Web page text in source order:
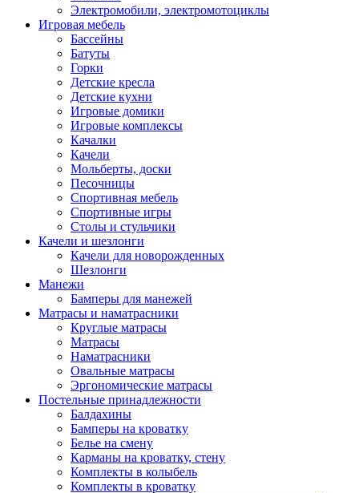
Электромобили, электромотоциклы
Игровая мебель
Бассейны
Батуты
Горки
Детские кресла
Детские кухни
Игровые домики
Игровые комплексы
Качалки
Качели
Мольберты, доски
Песочницы
Спортивная мебель
Спортивные игры
Столы и стульчики
Качели и шезлонги
Качели для новорожденных
Шезлонги
Манежи
Бамперы для манежей
Матрасы и наматрасники
Круглые матрасы
Матрасы
Наматрасники
Овальные матрасы
Эргономические матрасы
Постельные принадлежности
Балдахины
Бамперы на кроватку
Белье на смену
Карманы на кроватку, стену
Комплекты в колыбель
Комплекты в кроватку